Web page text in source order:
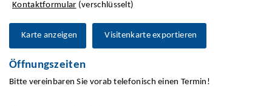
Kontaktformular (verschlüsselt)
Karte anzeigen Visitenkarte exportieren
Öffnungszeiten
Bitte vereinbaren Sie vorab telefonisch einen Termin!